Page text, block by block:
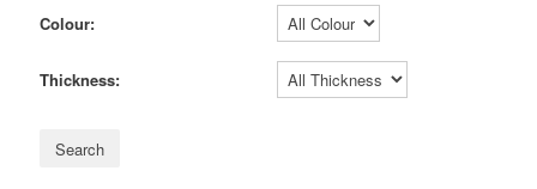
Colour:
Thickness: